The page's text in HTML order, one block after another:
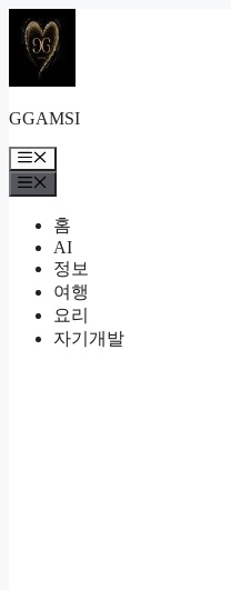
텐
로
건
뛰
기
GGAMSI
메
뉴
홈
AI
정보
여행
요리
자기개발